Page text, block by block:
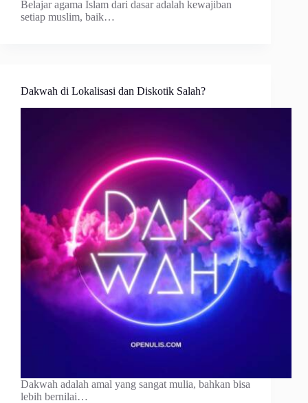
Belajar agama Islam dari dasar adalah kewajiban
setiap muslim, baik…
Dakwah di Lokalisasi dan Diskotik Salah?
Dakwah adalah amal yang sangat mulia, bahkan bisa
lebih bernilai…